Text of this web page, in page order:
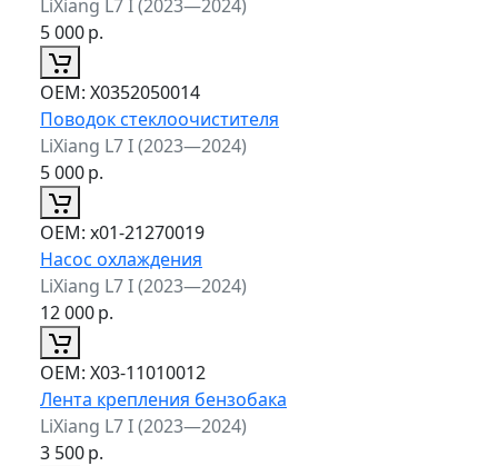
LiXiang L7 I (2023—2024)
5 000р.
ОЕМ: X0352050014
Поводок стеклоочистителя
LiXiang L7 I (2023—2024)
5 000р.
ОЕМ: x01-21270019
Насос охлаждения
LiXiang L7 I (2023—2024)
12 000р.
ОЕМ: X03-11010012
Лента крепления бензобака
LiXiang L7 I (2023—2024)
3 500р.